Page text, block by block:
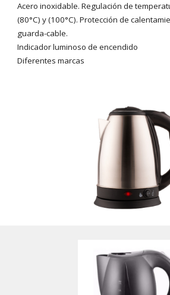
Acero inoxidable. Regulación de
(80°C) y (100°C). Protección de
guarda-cable.
Indicador luminoso de encendido
Diferentes marcas